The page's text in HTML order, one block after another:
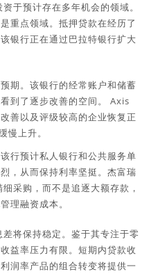
于预计存在多年机会的领域。
重点领域。抵押贷款在经历了
银行正在通过巴拉特银行扩大
期。该银行的经常账户和储蓄
到了逐步改善的空间。 Axis
善以及评级较高的企业恢复正
慢上升。
行预计私人银行和公共服务单
，从而保持利率坚挺。杰富瑞
采购，而不是追逐大额存款，
理融资成本。
将保持稳定。鉴于其专注于零
益率压力有限。短期内贷款收
润率产品的组合转变将提供一